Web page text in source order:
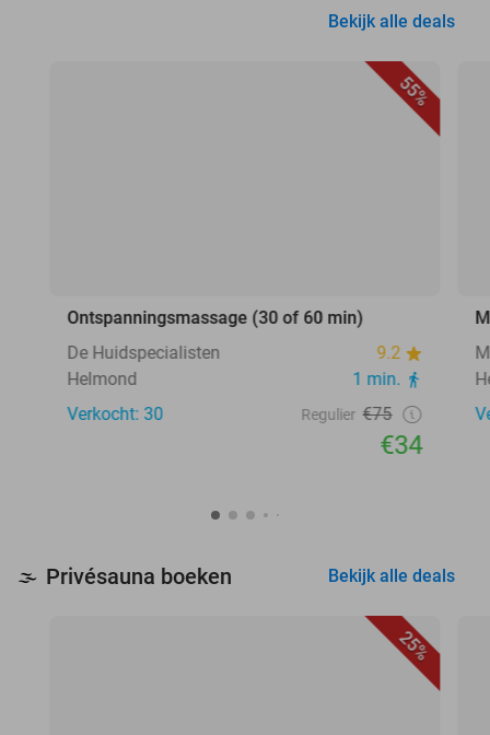
Bekijk alle deals
55%
Ontspanningsmassage (30 of 60 min)
De Huidspecialisten
9.2
Helmond
1 min.
Verkocht: 30
Regulier €75
€34
🌫️ Privésauna boeken Bekijk alle deals
25%